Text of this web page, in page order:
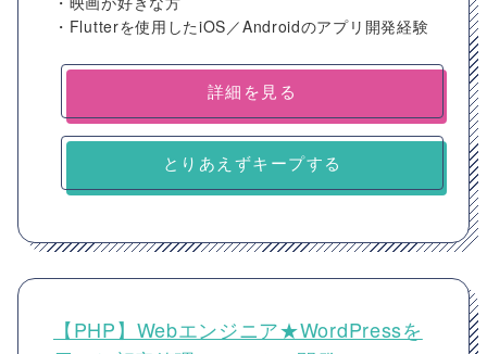
・Flutterを使用したiOS／Androidのアプリ開発経験
詳細を見る
とりあえずキープする
【PHP】Webエンジニア★WordPressを